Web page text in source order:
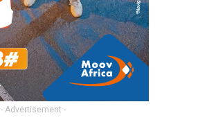
- Advertisement -